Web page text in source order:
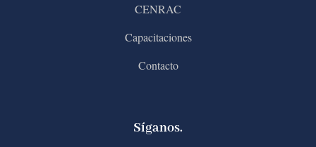
CENRAC
Capacitaciones
Contacto
Síganos.